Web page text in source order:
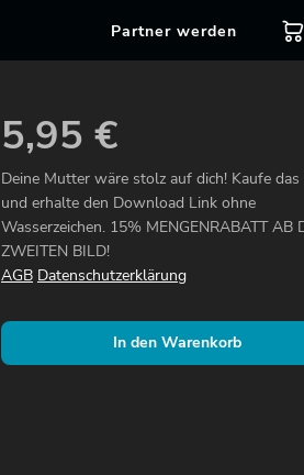
Partner werden
5,95 €
Deine Mutter wäre stolz auf dich! Kaufe das
und erhalte den Download Link ohne
Wasserzeichen. 15% MENGENRABATT AB
ZWEITEN BILD!
AGB Datenschutzerklärung
In den Warenkorb